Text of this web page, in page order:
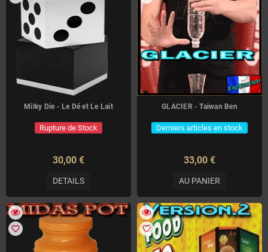
Milky Die - Le Dé et Le Lait
Rupture de Stock
30,00 €
DETAILS
GLACIER - Taiwan Ben
Derniers articles en stock
33,00 €
AU PANIER
favorite_border favorite_border